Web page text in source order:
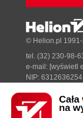
Designed with ♥
© Helion.pl
tel. (32) 230-98-
e-mail: [wyświetl
NIP: 6312636254